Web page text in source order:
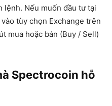
Nếu muốn đầu tư tại
tùy chọn Exchange trên
mua hoặc bán (Buy / Sell)
Spectrocoin hỗ